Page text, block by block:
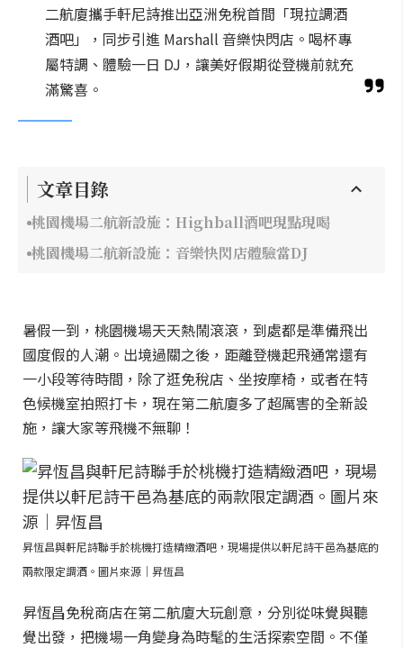
二航廈攜手軒尼詩推出亞洲免稅首間「現拉調酒
酒吧」，同步引進 Marshall 音樂快閃店。喝杯專
屬特調、體驗一日 DJ，讓美好假期從登機前就充
滿驚喜。
文章目錄
桃園機場二航新設施：Highball酒吧現點現喝
桃園機場二航新設施：音樂快閃店體驗當DJ
暑假一到，桃園機場天天熱鬧滾滾，到處都是準備飛出
國度假的人潮。出境過關之後，距離登機起飛通常還有
一小段等待時間，除了逛免稅店、坐按摩椅，或者在特
色候機室拍照打卡，現在第二航廈多了超厲害的全新設
施，讓大家等飛機不無聊！
昇恆昌與軒尼詩聯手於桃機打造精緻酒吧，現場提供以軒尼詩干邑為基底的
兩款限定調酒。圖片來源｜昇恆昌
昇恆昌免稅商店在第二航廈大玩創意，分別從味覺與聽
覺出發，把機場一角變身為時髦的生活探索空間。不僅